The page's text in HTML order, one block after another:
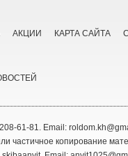
АКЦИИ КАРТА САЙТА
61-81. Email:
частичное копирование